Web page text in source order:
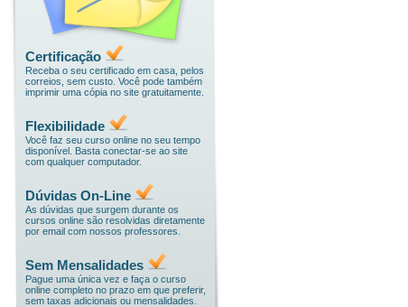
Certificação
Receba o seu certificado em casa, pelos
correios, sem custo. Você pode também
imprimir uma cópia no site gratuitamente.
Flexibilidade
Você faz seu curso online no seu tempo
disponível. Basta conectar-se ao site
com qualquer computador.
Dúvidas On-Line
As dúvidas que surgem durante os
cursos online são resolvidas diretamente
por email com nossos professores.
Sem Mensalidades
Pague uma única vez e faça o curso
online completo no prazo em que preferir,
sem taxas adicionais ou mensalidades.